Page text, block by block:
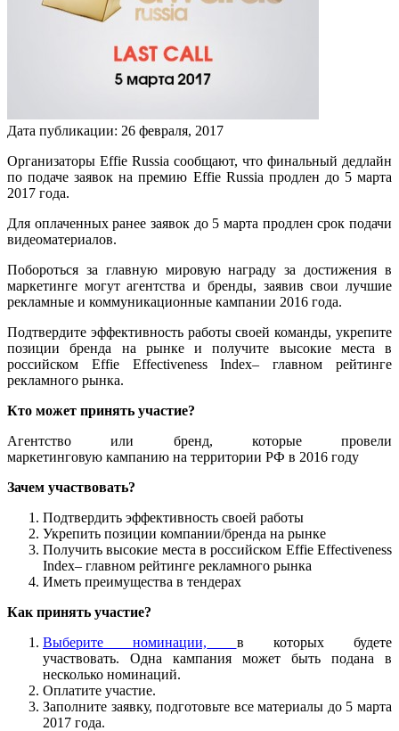
Дата публикации: 26 февраля, 2017
Организаторы Effie Russia сообщают, что финальный дедлайн
по подаче заявок на премию Effie Russia продлен до 5 марта
2017 года.
Для оплаченных ранее заявок до 5 марта продлен срок подачи
видеоматериалов.
Побороться за главную мировую награду за достижения в
маркетинге могут агентства и бренды, заявив свои лучшие
рекламные и коммуникационные кампании 2016 года.
Подтвердите эффективность работы своей команды, укрепите
позиции бренда на рынке и получите высокие места в
российском Effie Effectiveness Index– главном рейтинге
рекламного рынка.
Кто может принять участие?
Агентство или бренд, которые провели
маркетинговую кампанию на территории РФ в 2016 году
Зачем участвовать?
Подтвердить эффективность своей работы
Укрепить позиции компании/бренда на рынке
Получить высокие места в российском Effie Effectiveness
Index– главном рейтинге рекламного рынка
Иметь преимущества в тендерах
Как принять участие?
Выберите номинации,
в которых будете
участвовать. Одна кампания может быть подана в
несколько номинаций.
Оплатите участие.
Заполните заявку, подготовьте все материалы до 5 марта
2017 года.